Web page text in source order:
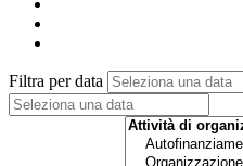
Filtra per data